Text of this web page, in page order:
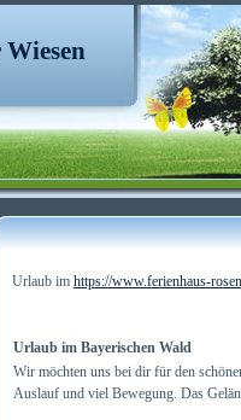
Urlaub im https://www.ferienhaus-
Urlaub im Bayerischen Wald
Wir möchten uns bei dir für den
Auslauf und viel Bewegung. Das